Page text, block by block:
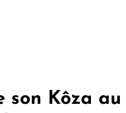
son Kôza au